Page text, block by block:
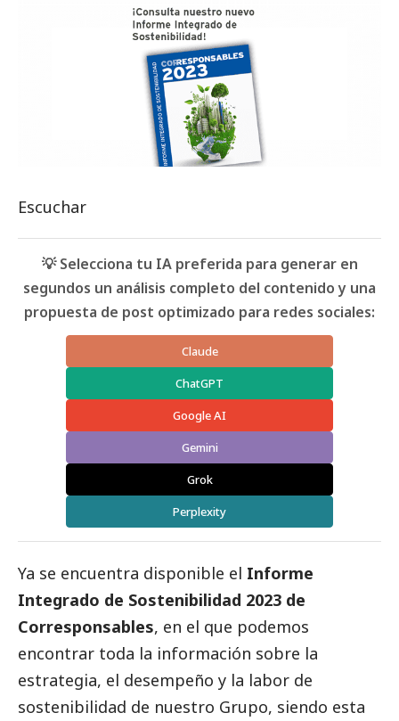
Escuchar
💡 Selecciona tu IA preferida para generar en
segundos un análisis completo del contenido y una
propuesta de post optimizado para redes sociales:
Claude
ChatGPT
Google AI
Gemini
Grok
Perplexity
Ya se encuentra disponible el Informe
Integrado de Sostenibilidad 2023 de
Corresponsables, en el que podemos
encontrar toda la información sobre la
estrategia, el desempeño y la labor de
sostenibilidad de nuestro Grupo, siendo esta